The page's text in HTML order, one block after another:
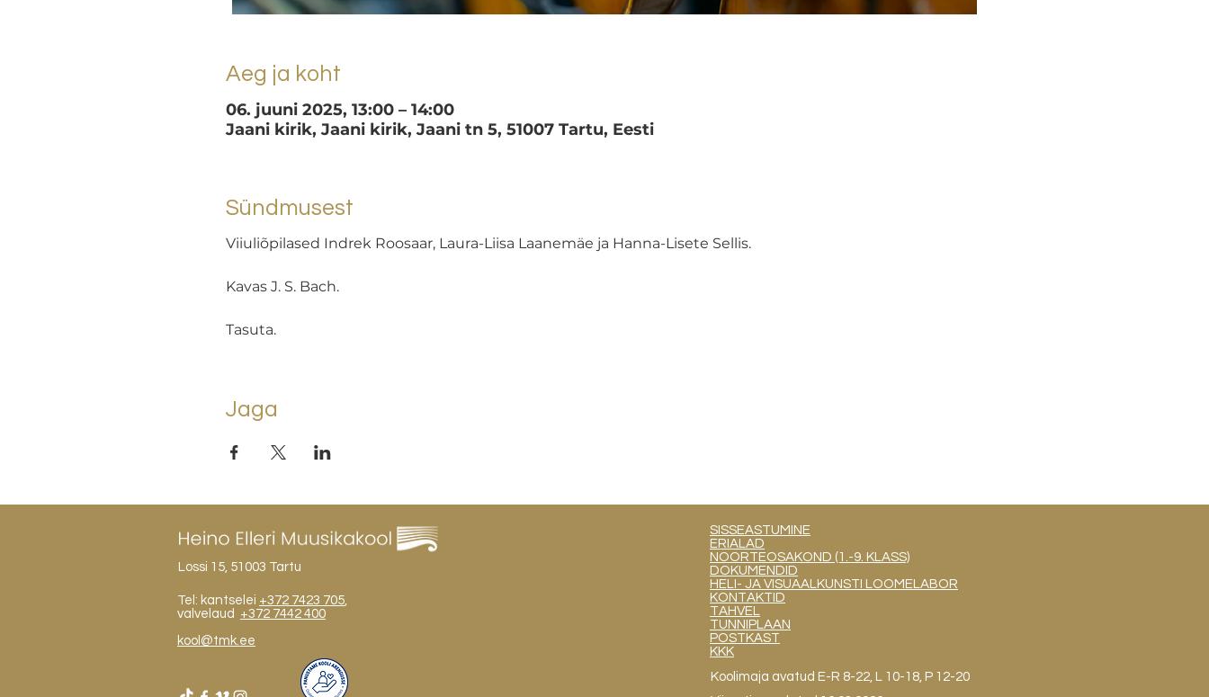
Aeg ja koht
06. juuni 2025, 13:00 – 14:00
Jaani kirik, Jaani kirik, Jaani tn 5, 51007 Tartu, Eesti
Sündmusest
Viiuliõpilased Indrek Roosaar, Laura-Liisa Laanemäe ja Hanna-Lisete Sellis.
Kavas J. S. Bach.
Tasuta.
Jaga
Lossi 15, 51003 Tartu
Tel: kantselei +372 7423 705
valvelaud +372 7442 400
kool@tmk.ee
SISSEASTUMINE
ERIALAD
NOORTEOSAKOND (1.-9. KLASS)
DOKUMENDID
HELI- JA VISUAALKUNSTI LOOMELABOR
KONTAKTID
TAHVEL
TUNNIPLAAN
POSTKAST
KKK
Koolimaja avatud E-R 8-22, L 10-18, P 12-20